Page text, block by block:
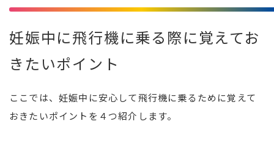
妊娠中に飛行機に乗る際に覚えてお
きたいポイント
ここでは、妊娠中に安心して飛行機に乗るために覚えて
おきたいポイントを４つ紹介します。